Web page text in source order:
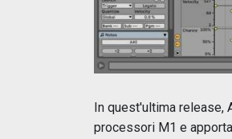
In quest'ultima
processori M1 e